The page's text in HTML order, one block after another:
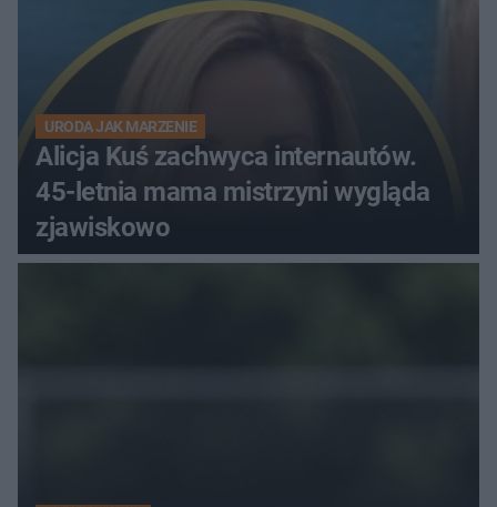
URODA JAK MARZENIE
Alicja Kuś zachwyca internautów.
45-letnia mama mistrzyni wygląda
zjawiskowo